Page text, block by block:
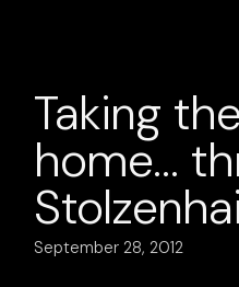
Taking
home…
September 28, 2012